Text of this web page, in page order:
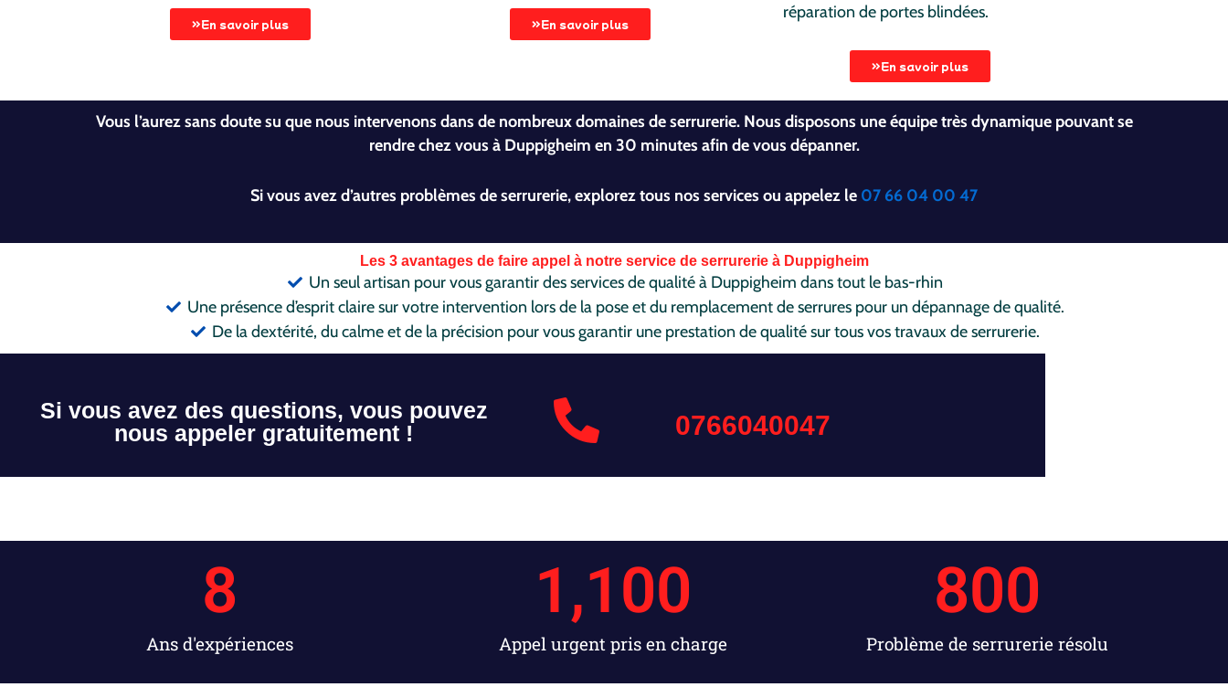
En savoir plus En savoir plus
réparation de portes blindées.
En savoir plus
Vous l’aurez sans doute su que nous intervenons dans de nombreux domaines de serrurerie. Nous disposons une équipe très dynamique pouvant se
rendre chez vous à Duppigheim en 30 minutes afin de vous dépanner.
Si vous avez d’autres problèmes de serrurerie, explorez tous nos services ou appelez le 07 66 04 00 47
Les 3 avantages de faire appel à notre service de serrurerie à Duppigheim
Un seul artisan pour vous garantir des services de qualité à Duppigheim dans tout le bas-rhin
Une présence d’esprit claire sur votre intervention lors de la pose et du remplacement de serrures pour un dépannage de qualité.
De la dextérité, du calme et de la précision pour vous garantir une prestation de qualité sur tous vos travaux de serrurerie.
Si vous avez des questions, vous pouvez
nous appeler gratuitement !
0766040047
Ans d'expériences
8
Appel urgent pris en charge
1,100
Problème de serrurerie résolu
800